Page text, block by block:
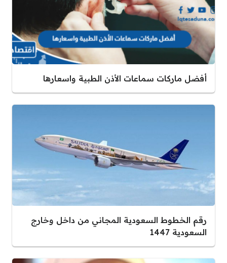
أفضل ماركات سماعات الأذن الطبية واسعارها
رقم الخطوط السعودية المجاني من داخل وخارج
السعودية 1447